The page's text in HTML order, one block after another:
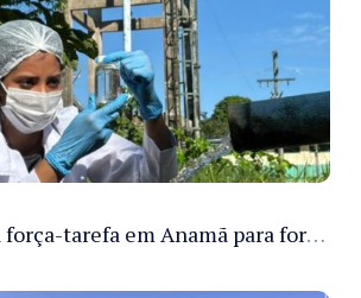
Cosama inicia força-tarefa em Anamã para fortalecer abastecimento de água e segurança hídrica da população